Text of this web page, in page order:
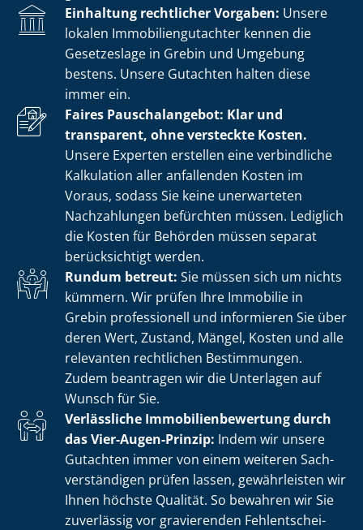
Einhaltung rechtlicher Vorgaben: Unsere
lokalen Im­mo­bi­li­en­gut­ach­ter kennen die
Gesetzeslage in Grebin und Umgebung
bestens. Unsere Gutachten halten diese
immer ein.
Faires Pauschalangebot: Klar und
transparent, ohne versteckte Kosten.
Unsere Experten erstellen eine verbindliche
Kalkulation aller anfallenden Kosten im
Voraus, sodass Sie keine unerwarteten
Nachzahlungen befürchten müssen. Lediglich
die Kosten für Behörden müssen separat
berücksichtigt werden.
Rundum betreut: Sie müssen sich um nichts
kümmern. Wir prüfen Ihre Immobilie in
Grebin professionell und informieren Sie über
deren Wert, Zustand, Mängel, Kosten und alle
relevanten rechtlichen Bestimmungen.
Zudem beantragen wir die Unterlagen auf
Wunsch für Sie.
Verlässliche Im­mo­bi­li­en­be­wer­tung durch
das Vier-Augen-Prinzip: Indem wir unsere
Gutachten immer von einem weiteren Sach­
ver­stän­di­gen prüfen lassen, gewährleisten wir
Ihnen höchste Qualität. So bewahren wir Sie
zuverlässig vor gravierenden Fehl­ent­schei­